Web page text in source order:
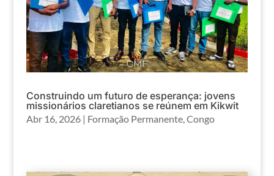
Construindo um futuro de esperança: jovens
missionários claretianos se reúnem em Kikwit
Abr 16, 2026| Formação Permanente, Congo